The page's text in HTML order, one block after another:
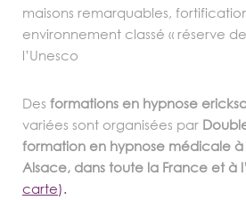
maisons remarquables,
environnement classé « réserve
l’Unesco
Des formations en hypnose
variées sont organisées par
formation en hypnose médicale
Alsace, dans toute la France et à
carte).